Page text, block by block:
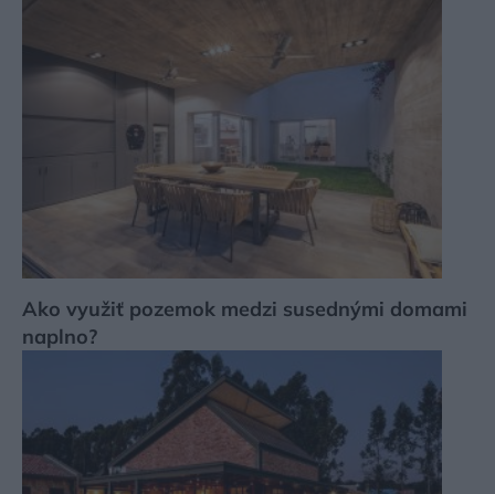
Ako využiť pozemok medzi susednými domami
naplno?